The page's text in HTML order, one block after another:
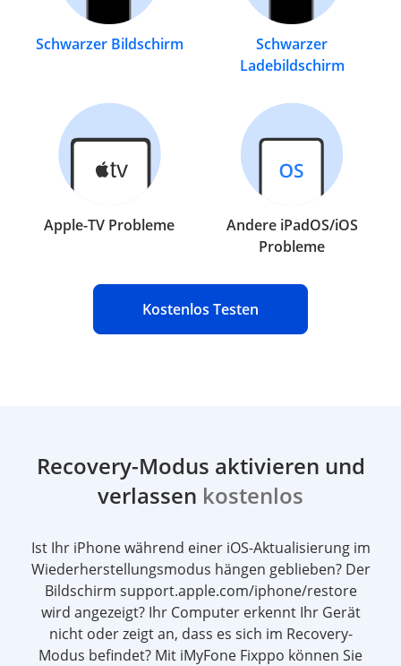
Schwarzer Bildschirm
Schwarzer
Ladebildschirm
Apple-TV Probleme
Andere iPadOS/iOS
Probleme
Kostenlos Testen
Recovery-Modus aktivieren und
verlassen kostenlos
Ist Ihr iPhone während einer iOS-Aktualisierung im
Wiederherstellungsmodus hängen geblieben? Der
Bildschirm support.apple.com/iphone/restore
wird angezeigt? Ihr Computer erkennt Ihr Gerät
nicht oder zeigt an, dass es sich im Recovery-
Modus befindet? Mit iMyFone Fixppo können Sie